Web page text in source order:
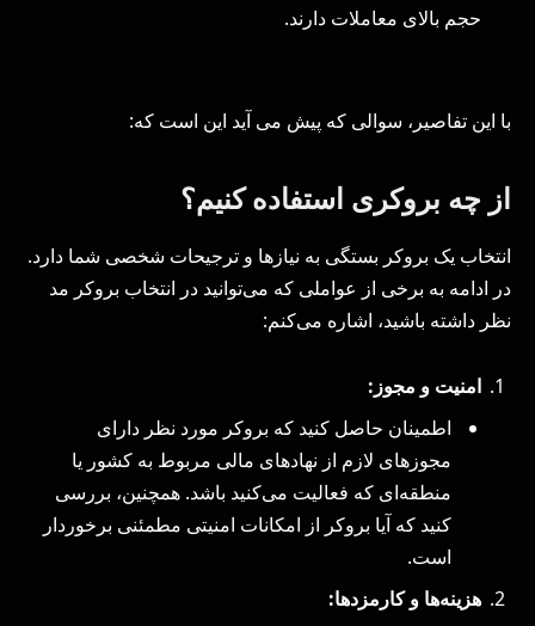
حجم بالای معاملات دارند.
با این تفاصیر، سوالی که پیش می آید این است که:
از چه بروکری استفاده کنیم؟
انتخاب یک بروکر بستگی به نیازها و ترجیحات شخصی شما دارد.
در ادامه به برخی از عواملی که می‌توانید در انتخاب بروکر مد
نظر داشته باشید، اشاره می‌کنم:
امنیت و مجوز:
اطمینان حاصل کنید که بروکر مورد نظر دارای
مجوزهای لازم از نهادهای مالی مربوط به کشور یا
منطقه‌ای که فعالیت می‌کنید باشد. همچنین، بررسی
کنید که آیا بروکر از امکانات امنیتی مطمئنی برخوردار
است.
هزینه‌ها و کارمزدها: